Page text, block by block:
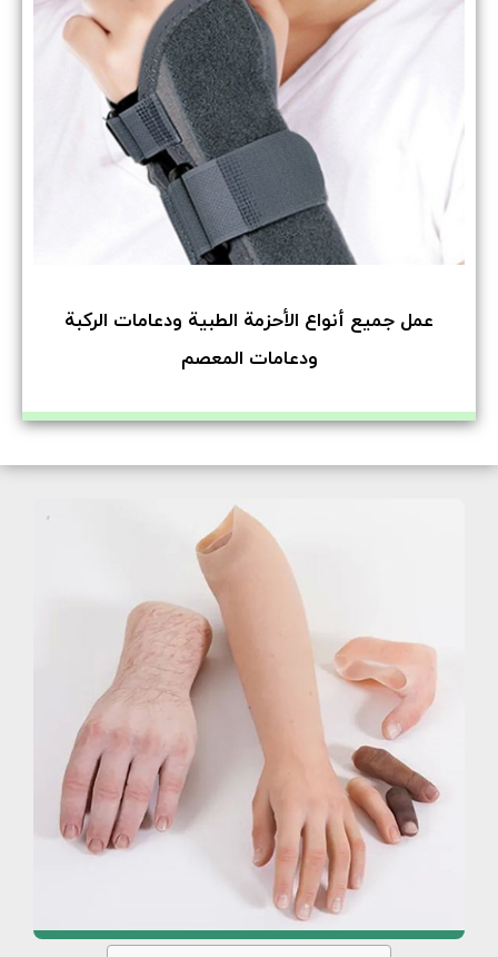
عمل جميع أنواع الأحزمة الطبية ودعامات الركبة
ودعامات المعصم